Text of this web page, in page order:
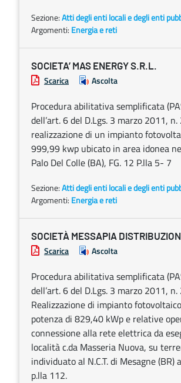
Sezione:Atti degli enti locali e degli enti
Argomenti: Energia e reti
SOCIETA’ MAS ENERGY S.R.L.
Scarica Ascolta
Procedura abilitativa semplificata
dell’art. 6 del D.Lgs. 3 marzo 2011, n.
realizzazione di un impianto
999,99 kwp ubicato in area idonea
Palo Del Colle (BA), FG. 12 P.lla 5- 7
Sezione:Atti degli enti locali e degli enti
Argomenti: Energia e reti
SOCIETÀ MESSAPIA
Scarica Ascolta
Procedura abilitativa semplificata
dell’art. 6 del D.Lgs. 3 marzo 2011, n.
Realizzazione di impianto
potenza di 829,40 kWp e relative
connessione alla rete elettrica da
località c.da Masseria Nuova, su
individuato al N.C.T. di Mesagne (BR)
p.lla 112.